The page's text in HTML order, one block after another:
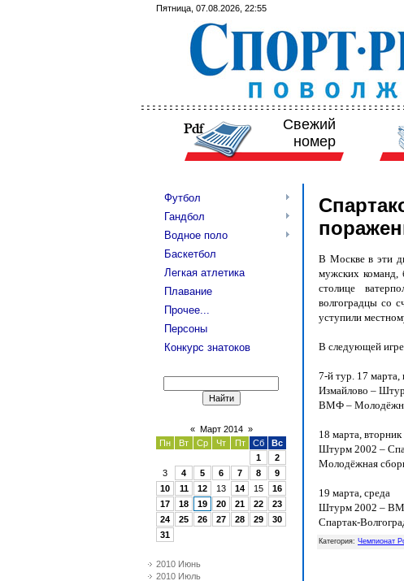
Пятница, 07.08.2026, 22:55
Свежий
номер
Футбол
Гандбол
Водное поло
Баскетбол
Легкая атлетика
Плавание
Прочее...
Персоны
Конкурс знатоков
« Март 2014 »
Пн
Вт Ср Чт Пт Сб
Вс
1
2
3
4 5 6 7 8
9
10
11 12 13 14 15
16
17
18 19 20 21 22
23
24
25 26 27 28 29
30
31
2010 Июнь
2010 Июль
В Москве в эти
мужских команд,
столице
волгоградцы со
уступили
В следующей игре
7-й тур. 17 марта,
Измайлово –
ВМФ –
18 марта, вторник
Штурм 2002 –
Молодёжная
19 марта, среда
Штурм 2002 –
Спартак-
Категория: Чемпионат